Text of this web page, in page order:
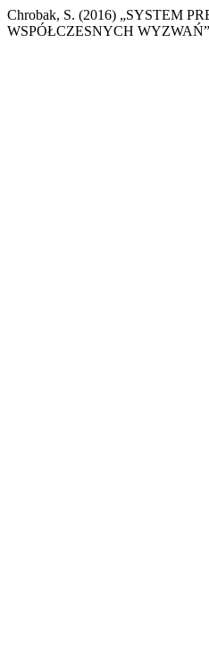
Chrobak, S. (2016) „SYSTEM
WSPÓŁCZESNYCH